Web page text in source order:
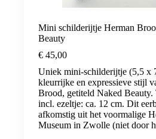
Mini schilderijtje Herman
Beauty
€ 45,00
Uniek mini-schilderijtje (5,5 x
kleurrijke en expressieve stijl
Brood, getiteld Naked Beauty.
incl. ezeltje: ca. 12 cm. Dit
afkomstig uit het voormalige
Museum in Zwolle (niet door